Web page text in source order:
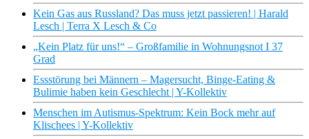
Kein Gas aus Russland? Das muss jetzt passieren! | Harald
Lesch | Terra X Lesch & Co
„Kein Platz für uns!“ – Großfamilie in Wohnungsnot I 37
Grad
Essstörung bei Männern – Magersucht, Binge-Eating &
Bulimie haben kein Geschlecht | Y-Kollektiv
Menschen im Autismus-Spektrum: Kein Bock mehr auf
Klischees | Y-Kollektiv